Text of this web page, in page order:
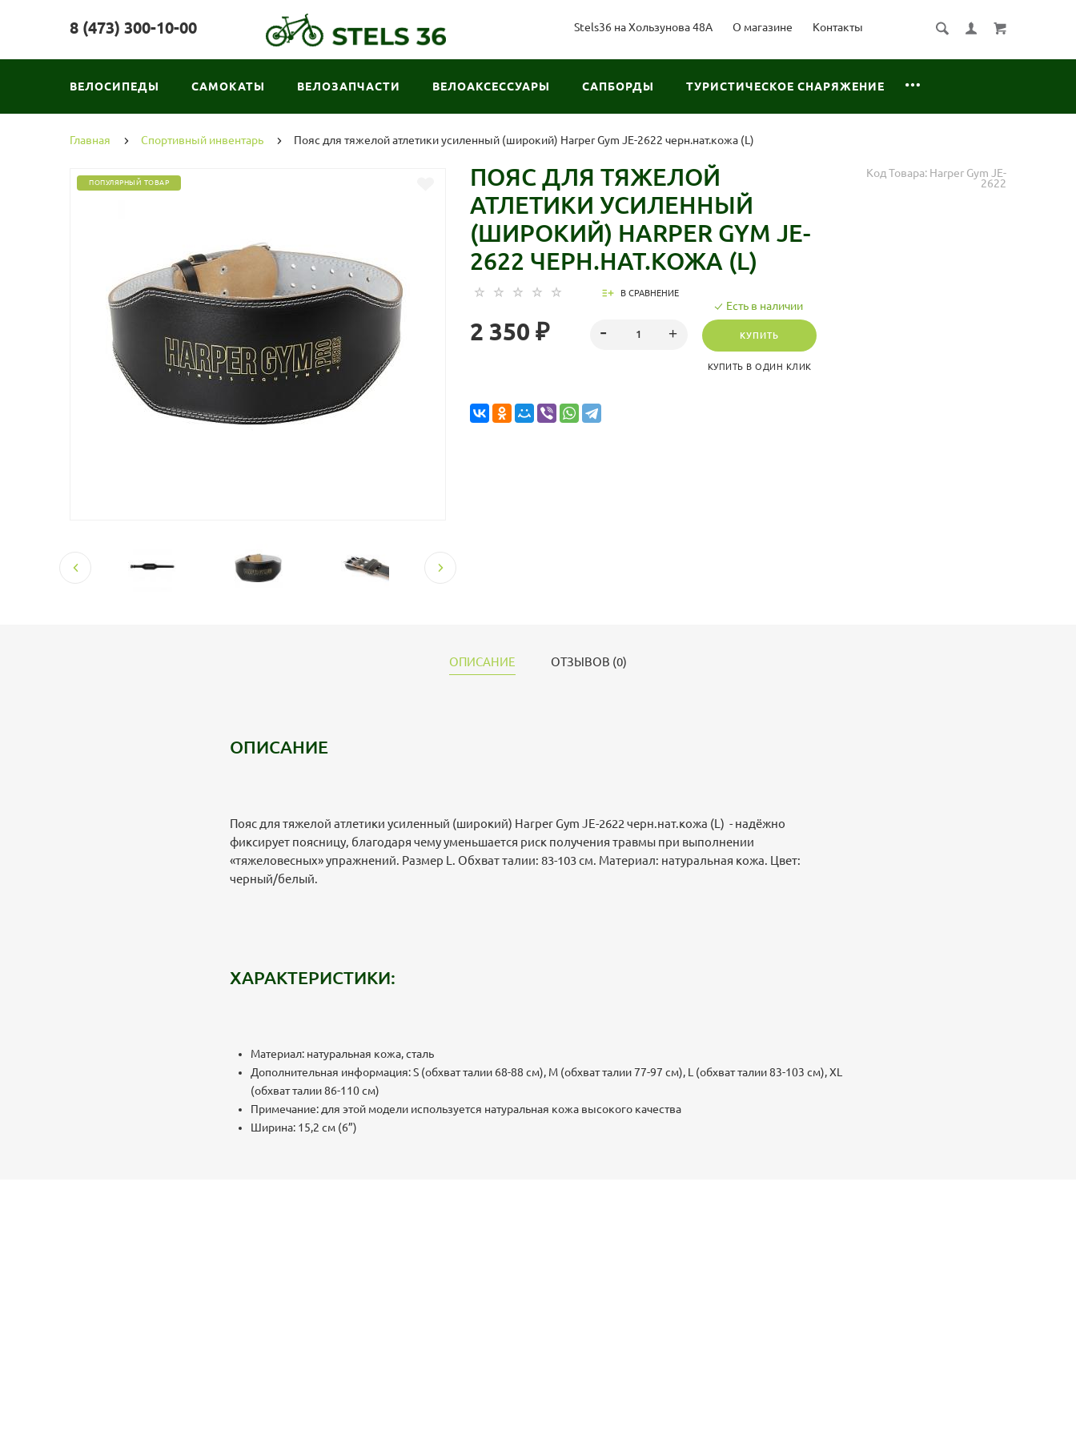
8 (473) 300-10-00 Stels36 на Хользунова 48А О магазине Контакты
ВЕЛОСИПЕДЫ САМОКАТЫ ВЕЛОЗАПЧАСТИ ВЕЛОАКСЕССУАРЫ САПБОРДЫ ТУРИСТИЧЕСКОЕ СНАРЯЖЕНИЕ
Главная Спортивный инвентарь Пояс для тяжелой атлетики усиленный (широкий) Harper Gym JE-2622 черн.нат.кожа (L)
ПОПУЛЯРНЫЙ ТОВАР
Код Товара: Harper Gym JE-
2622
ПОЯС ДЛЯ ТЯЖЕЛОЙ
АТЛЕТИКИ УСИЛЕННЫЙ
(ШИРОКИЙ) HARPER GYM JE-
2622 ЧЕРН.НАТ.КОЖА (L)
В СРАВНЕНИЕ
2 350 ₽
Есть в наличии
КУПИТЬ
КУПИТЬ В ОДИН КЛИК
ОПИСАНИЕ ОТЗЫВОВ (0)
ОПИСАНИЕ
Пояс для тяжелой атлетики усиленный (широкий) Harper Gym JE-2622 черн.нат.кожа (L) - надёжно
фиксирует поясницу, благодаря чему уменьшается риск получения травмы при выполнении
«тяжеловесных» упражнений. Размер L. Обхват талии: 83-103 cм. Материал: натуральная кожа. Цвет:
черный/белый.
ХАРАКТЕРИСТИКИ:
Материал: натуральная кожа, сталь
Дополнительная информация: S (обхват талии 68-88 см), М (обхват талии 77-97 см), L (обхват талии 83-103 см), XL
(обхват талии 86-110 см)
Примечание: для этой модели используется натуральная кожа высокого качества
Ширина: 15,2 см (6”)